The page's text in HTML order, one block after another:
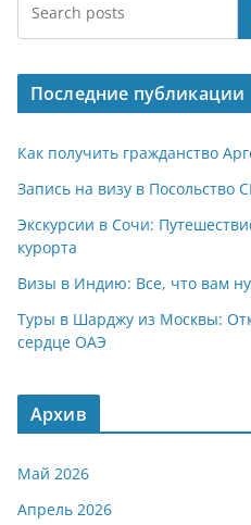
Последние публикации
Как получить гражданство
Запись на визу в Посольство
Экскурсии в Сочи:
курорта
Визы в Индию: Все, что вам
Туры в Шарджу из Москвы:
сердце ОАЭ
Архив
Май 2026
Апрель 2026